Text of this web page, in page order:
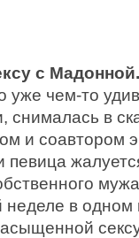
с
уже чем-то
снималась в
и соавтором
певица
в одном